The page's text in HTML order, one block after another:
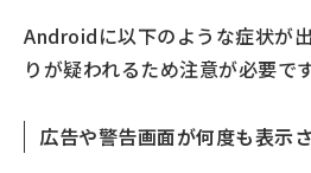
セキュリティ対策アプリでス
端末を初期化する
Androidにおける乗っ取りとは
Androidに以下のような症状が
りが疑われるため注意が必要です
広告や警告画面が何度も表示